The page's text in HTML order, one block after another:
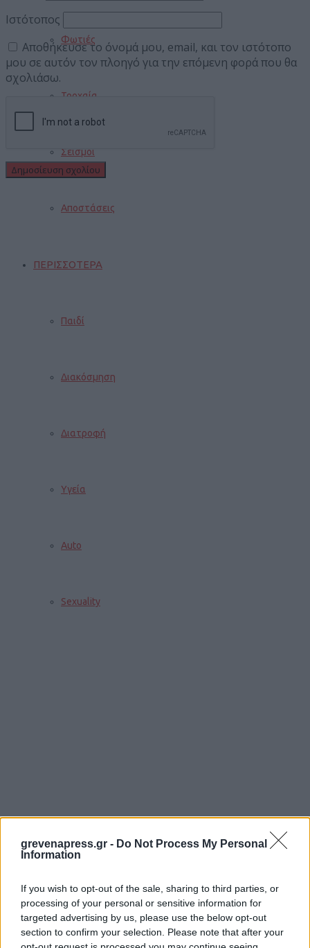
grevenapress.gr - Do Not Process My Personal
Information
If you wish to opt-out of the sale, sharing to third parties, or
processing of your personal or sensitive information for
targeted advertising by us, please use the below opt-out
section to confirm your selection. Please note that after your
Φωτιές
Τροχαία
Σεισμοί
Αποστάσεις
ΠΕΡΙΣΣΟΤΕΡΑ
Παιδί
Διακόσμηση
Διατροφή
Υγεία
Auto
Sexuality
Ιστότοπος
Αποθήκευσε το όνομά μου, email, και τον ιστότοπο
μου σε αυτόν τον πλοηγό για την επόμενη φορά που θα
σχολιάσω.